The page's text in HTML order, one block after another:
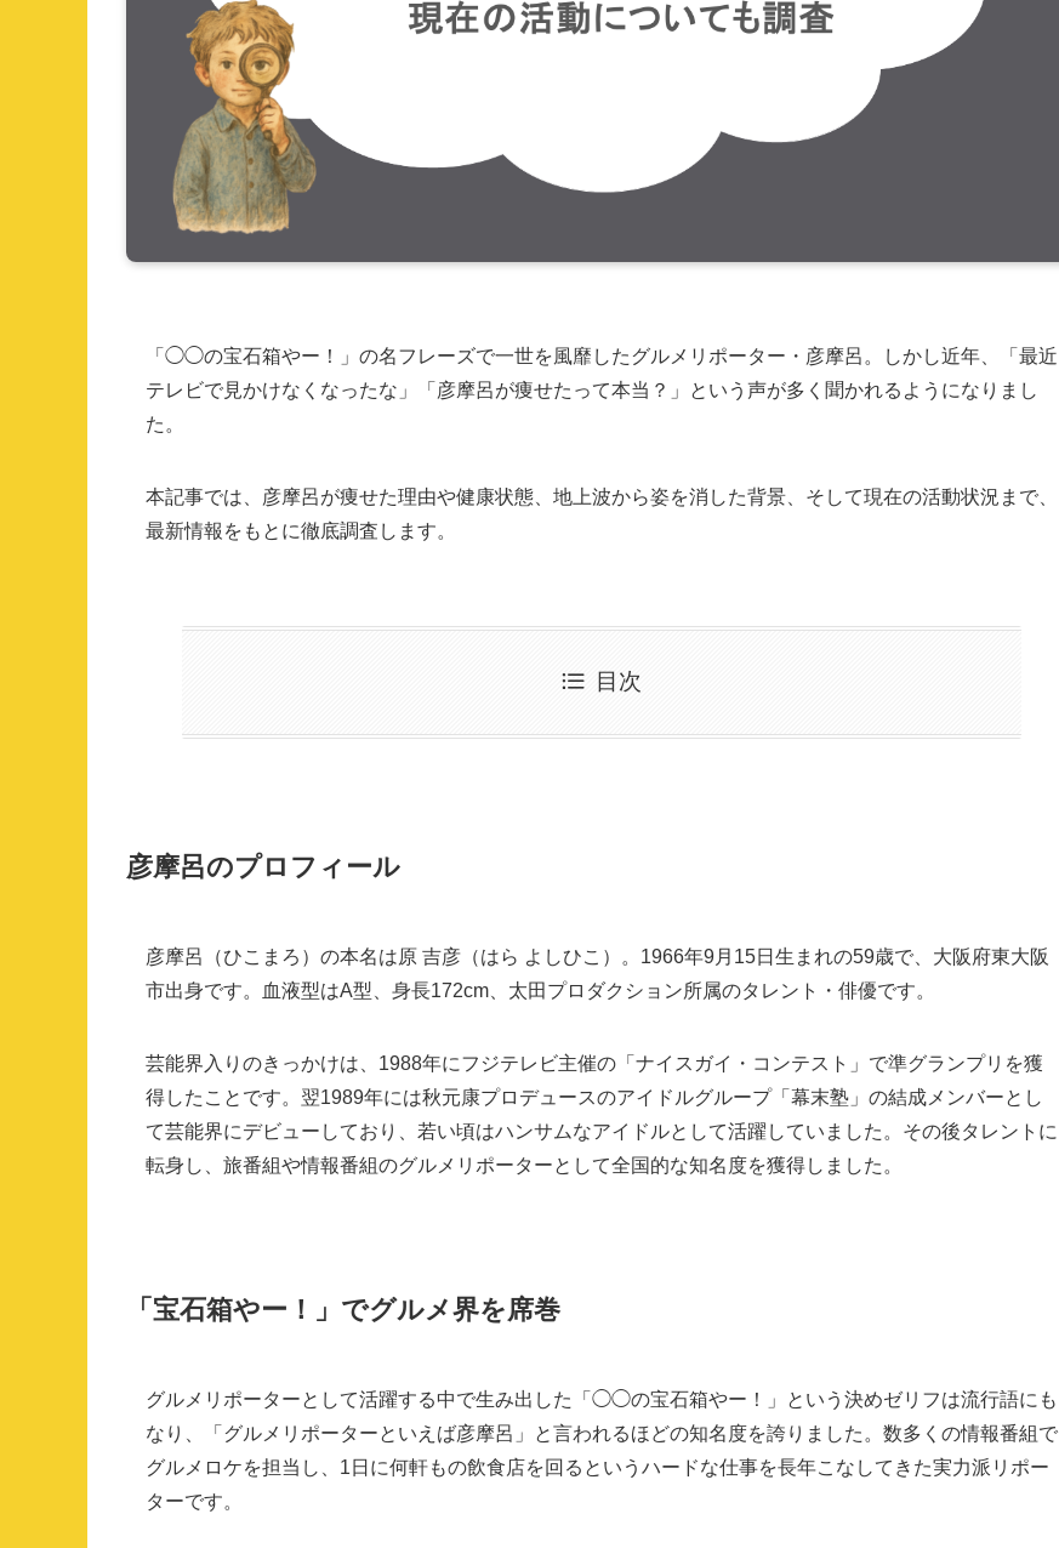
「◯◯の宝石箱やー！」の名フレーズで一世を風靡したグルメリポーター・彦摩呂。しかし近年、「最近
テレビで見かけなくなったな」「彦摩呂が痩せたって本当？」という声が多く聞かれるようになりまし
た。
本記事では、彦摩呂が痩せた理由や健康状態、地上波から姿を消した背景、そして現在の活動状況まで、
最新情報をもとに徹底調査します。
目次
彦摩呂のプロフィール
彦摩呂（ひこまろ）の本名は原 吉彦（はら よしひこ）。1966年9月15日生まれの59歳で、大阪府東大阪
市出身です。血液型はA型、身長172cm、太田プロダクション所属のタレント・俳優です。
芸能界入りのきっかけは、1988年にフジテレビ主催の「ナイスガイ・コンテスト」で準グランプリを獲
得したことです。翌1989年には秋元康プロデュースのアイドルグループ「幕末塾」の結成メンバーとし
て芸能界にデビューしており、若い頃はハンサムなアイドルとして活躍していました。その後タレントに
転身し、旅番組や情報番組のグルメリポーターとして全国的な知名度を獲得しました。
「宝石箱やー！」でグルメ界を席巻
グルメリポーターとして活躍する中で生み出した「◯◯の宝石箱やー！」という決めゼリフは流行語にも
なり、「グルメリポーターといえば彦摩呂」と言われるほどの知名度を誇りました。数多くの情報番組で
グルメロケを担当し、1日に何軒もの飲食店を回るというハードな仕事を長年こなしてきた実力派リポー
ターです。